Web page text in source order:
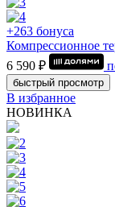
+263 бонуса
Компрессионное
6 590 ₽
быстрый просмотр
В избранное
НОВИНКА